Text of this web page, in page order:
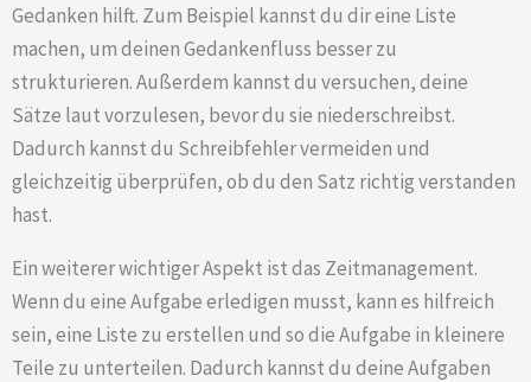
Gedanken hilft. Zum Beispiel kannst du dir eine Liste
machen, um deinen Gedankenfluss besser zu
strukturieren. Außerdem kannst du versuchen, deine
Sätze laut vorzulesen, bevor du sie niederschreibst.
Dadurch kannst du Schreibfehler vermeiden und
gleichzeitig überprüfen, ob du den Satz richtig verstanden
hast.
Ein weiterer wichtiger Aspekt ist das Zeitmanagement.
Wenn du eine Aufgabe erledigen musst, kann es hilfreich
sein, eine Liste zu erstellen und so die Aufgabe in kleinere
Teile zu unterteilen. Dadurch kannst du deine Aufgaben